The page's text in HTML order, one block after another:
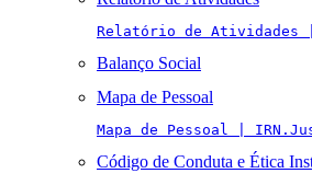
Relatório de Atividades
Balanço Social
Mapa de Pessoal
Mapa de Pessoal |
Código de Conduta e Ética